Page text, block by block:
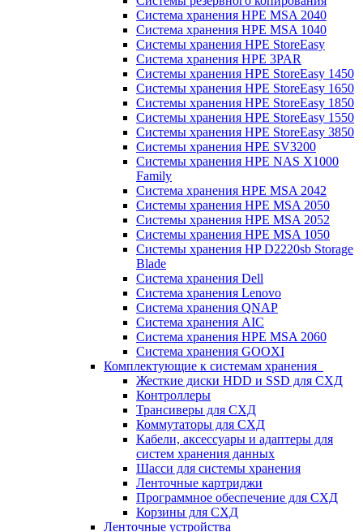
Система хранения HPE MSA 2040
Система хранения HPE MSA 1040
Системы хранения HPE StoreEasy
Система хранения HPE 3PAR
Системы хранения HPE StoreEasy 1450
Системы хранения HPE StoreEasy 1650
Системы хранения HPE StoreEasy 1850
Системы хранения HPE StoreEasy 1550
Системы хранения HPE StoreEasy 3850
Системы хранения HPE SV3200
Системы хранения HPE NAS X1000
Family
Система хранения HPE MSA 2042
Системы хранения HPE MSA 2050
Системы хранения HPE MSA 2052
Системы хранения HPE MSA 1050
Системы хранения HP D2220sb Storage
Blade
Система хранения Dell
Система хранения Lenovo
Система хранения QNAP
Система хранения AIC
Система хранения HPE MSA 2060
Система хранения GOOXI
Комплектующие к системам хранения
Жесткие диски HDD и SSD для СХД
Контроллеры
Трансиверы для СХД
Коммутаторы для СХД
Кабели, аксессуары и адаптеры для
систем хранения данных
Шасси для системы хранения
Ленточные картриджи
Программное обеспечение для СХД
Корзины для СХД
Ленточные устройства